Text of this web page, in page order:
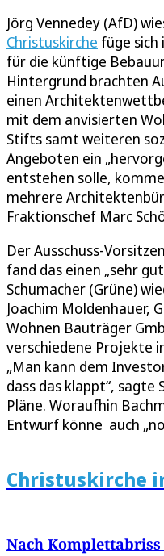
Jörg Vennedey (AfD)
Christuskirche füge sich
für die künftige
Hintergrund brachten
einen
mit dem anvisierten
Stifts samt weiteren
Angeboten ein
entstehen solle,
mehrere
Fraktionschef Marc
Der Ausschuss-
fand das einen „sehr
Schumacher (Grüne)
Joachim Moldenhauer,
Wohnen Bauträger
verschiedene Projekte
„Man kann dem
dass das klappt“, sagte
Pläne. Woraufhin
Entwurf könne auch
Christuskirche
Nach